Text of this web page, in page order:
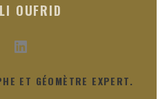
OUFRID
LinkedIn
ET GÉOMÈTRE EXPERT.